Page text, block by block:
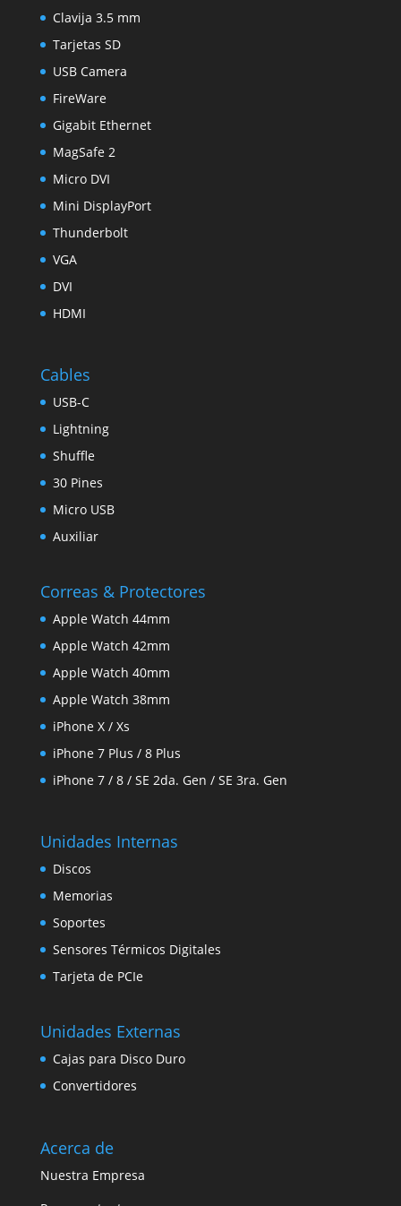
Clavija 3.5 mm
Tarjetas SD
USB Camera
FireWare
Gigabit Ethernet
MagSafe 2
Micro DVI
Mini DisplayPort
Thunderbolt
VGA
DVI
HDMI
Cables
USB-C
Lightning
Shuffle
30 Pines
Micro USB
Auxiliar
Correas & Protectores
Apple Watch 44mm
Apple Watch 42mm
Apple Watch 40mm
Apple Watch 38mm
iPhone X / Xs
iPhone 7 Plus / 8 Plus
iPhone 7 / 8 / SE 2da. Gen / SE 3ra. Gen
Unidades Internas
Discos
Memorias
Soportes
Sensores Térmicos Digitales
Tarjeta de PCIe
Unidades Externas
Cajas para Disco Duro
Convertidores
Acerca de
Nuestra Empresa